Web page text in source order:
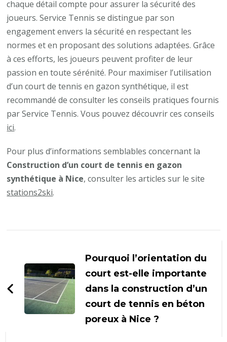
chaque détail compte pour assurer la sécurité des
joueurs. Service Tennis se distingue par son
engagement envers la sécurité en respectant les
normes et en proposant des solutions adaptées. Grâce
à ces efforts, les joueurs peuvent profiter de leur
passion en toute sérénité. Pour maximiser l’utilisation
d’un court de tennis en gazon synthétique, il est
recommandé de consulter les conseils pratiques fournis
par Service Tennis. Vous pouvez découvrir ces conseils
ici.
Pour plus d’informations semblables concernant la
Construction d’un court de tennis en gazon
synthétique à Nice, consulter les articles sur le site
stations2ski.
d'article
Pourquoi l’orientation du
court est-elle importante
dans la construction d’un
court de tennis en béton
poreux à Nice ?